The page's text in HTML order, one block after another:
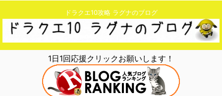
ドラクエ10攻略 ラグナのブログ
1日1回応援クリックお願いします！